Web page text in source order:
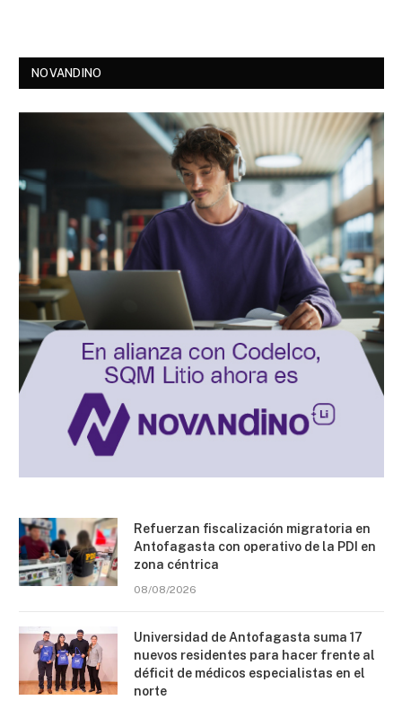
NOVANDINO
Refuerzan fiscalización migratoria en
Antofagasta con operativo de la PDI en
zona céntrica
08/08/2026
Universidad de Antofagasta suma 17
nuevos residentes para hacer frente al
déficit de médicos especialistas en el
norte